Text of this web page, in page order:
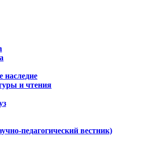
наследие
и чтения
педагогический вестник)